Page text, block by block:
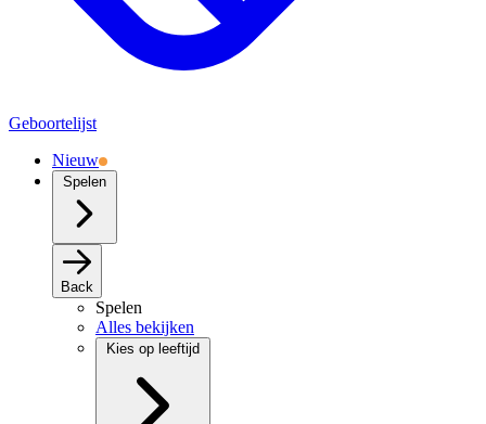
Geboortelijst
Nieuw
Spelen
Back
Spelen
Alles bekijken
Kies op leeftijd